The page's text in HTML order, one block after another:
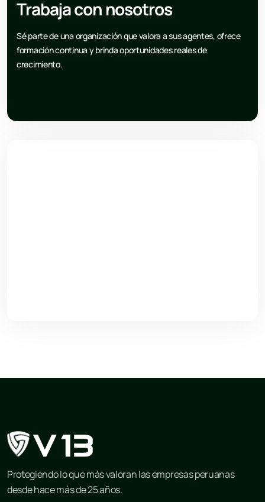
Trabaja con nosotros
Sé parte de una organización que valora a sus agentes, ofrece
formación continua y brinda oportunidades reales de
crecimiento.
Protegiendo lo que más valoran las empresas peruanas
desde hace más de 25 años.